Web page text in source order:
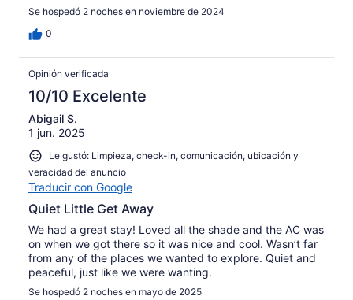
Se hospedó 2 noches en noviembre de 2024
0
Opinión verificada
10/10 Excelente
Abigail S.
1 jun. 2025
Le gustó: Limpieza, check-in, comunicación, ubicación y
veracidad del anuncio
Traducir con Google
Quiet Little Get Away
We had a great stay! Loved all the shade and the AC was
on when we got there so it was nice and cool. Wasn’t far
from any of the places we wanted to explore. Quiet and
peaceful, just like we were wanting.
Se hospedó 2 noches en mayo de 2025